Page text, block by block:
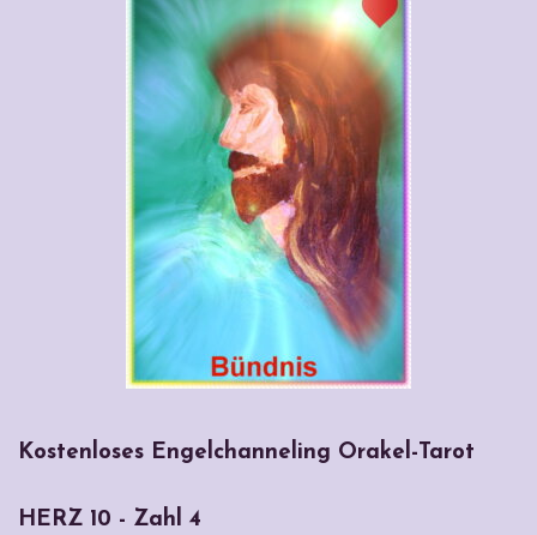
Kostenloses Engelchanneling Orakel-Tarot
HERZ 10 - Zahl 4